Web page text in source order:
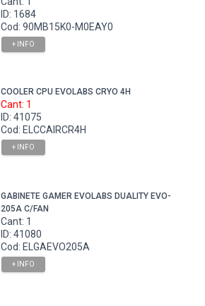
ID: 1684
Cod: 90MB15K0-M0EAY0
+ INFO
COOLER CPU EVOLABS CRYO 4H
Cant: 1
ID: 41075
Cod: ELCCAIRCR4H
+ INFO
GABINETE GAMER EVOLABS DUALITY EVO-
205A C/FAN
Cant: 1
ID: 41080
Cod: ELGAEVO205A
+ INFO